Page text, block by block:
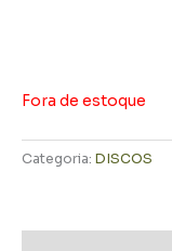
Fora de estoque
Categoria: DISCOS